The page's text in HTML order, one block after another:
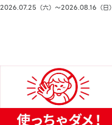
2026.07.25（六）〜2026.08.16（日）